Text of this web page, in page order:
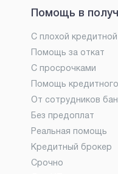
Помощь в
С плохой
Помощь за откат
С просрочками
Помощь
От сотрудников
Без предоплат
Реальная помощь
Кредитный брокер
Срочно